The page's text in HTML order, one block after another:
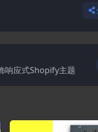
响应式Shopify主题